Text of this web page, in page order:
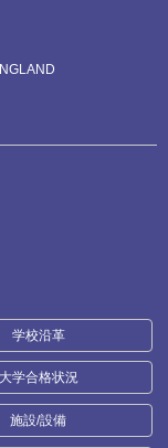
学校沿革
大学合格状況
施設/設備